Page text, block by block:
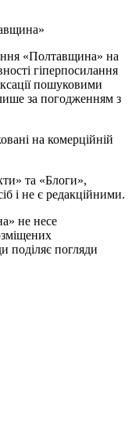
«Полтавщина» на
гіперпосилання
пошуковими
за погодженням з
на комерційній
та «Блоги»,
і не є редакційними.
не несе
поділяє погляди